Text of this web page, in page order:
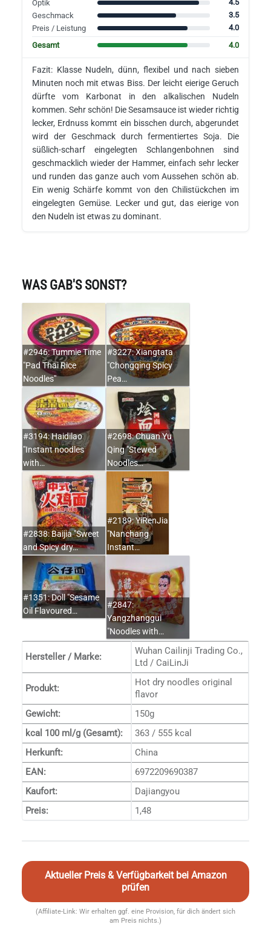
Optik
4.5
Geschmack
3.5
Preis / Leistung
4.0
Gesamt
4.0
Fazit: Klasse Nudeln, dünn, flexibel und nach sieben
Minuten noch mit etwas Biss. Der leicht eierige Geruch
dürfte vom Karbonat in den alkalischen Nudeln
kommen. Sehr schön! Die Sesamsauce ist wieder richtig
lecker, Erdnuss kommt ein bisschen durch, abgerundet
wird der Geschmack durch fermentiertes Soja. Die
süßlich-scharf eingelegten Schlangenbohnen sind
geschmacklich wieder der Hammer, einfach sehr lecker
und runden das ganze auch vom Aussehen schön ab.
Ein wenig Schärfe kommt von den Chilistückchen im
eingelegten Gemüse. Lecker und gut, das eierige von
den Nudeln ist etwas zu dominant.
WAS GAB'S SONST?
#2946: Tummie Time
"Pad Thai Rice
Noodles"
#3227: Xiangtata
"Chongqing Spicy
Pea…
#3194: Haidilao
"Instant noodles
with…
#2698: Chuan Yu
Qing "Stewed
Noodles…
#2838: Baijia "Sweet
and Spicy dry…
#2189: YiRenJia
"Nanchang
Instant…
#1351: Doll "Sesame
Oil Flavoured…
#2847:
Yangzhanggui
"Noodles with…
Hersteller / Marke:
Wuhan Cailinji Trading Co.,
Ltd / CaiLinJi
Produkt:
Hot dry noodles original
flavor
Gewicht:
150g
kcal 100 ml/g (Gesamt):
363 / 555 kcal
Herkunft:
China
EAN:
6972209690387
Kaufort:
Dajiangyou
Preis:
1,48
Aktueller Preis & Verfügbarkeit bei Amazon
prüfen
(Affiliate-Link: Wir erhalten ggf. eine Provision, für dich ändert sich
am Preis nichts.)